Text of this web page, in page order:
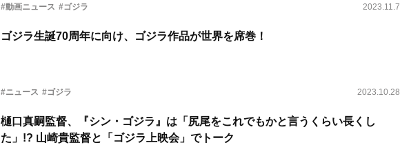
#動画ニュース #ゴジラ 2023.11.7
ゴジラ生誕70周年に向け、ゴジラ作品が世界を席巻！
#ニュース #ゴジラ 2023.10.28
樋口真嗣監督、『シン・ゴジラ』は「尻尾をこれでもかと言うくらい長くし
た」!? 山崎貴監督と「ゴジラ上映会」でトーク